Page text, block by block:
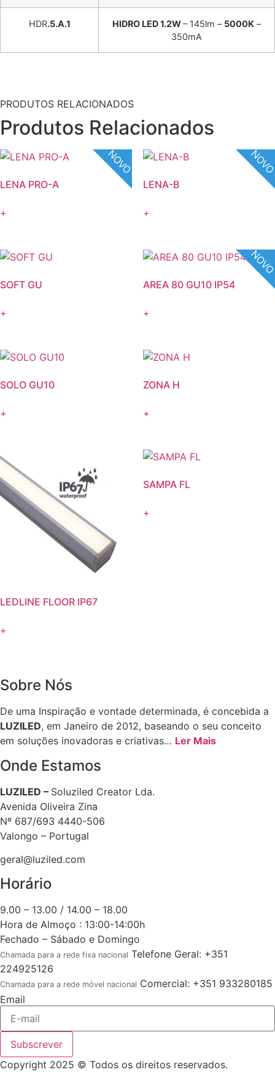
HDR.5.A.1 HIDRO LED 1.2W– 145lm – 5000K –
350mA
PRODUTOS RELACIONADOS
Produtos Relacionados
NOVO
LENA PRO-A
+
LENA-B
+
SOFT GU
+
AREA 80 GU10 IP54
+
SOLO GU10
+
ZONA H
+
LEDLINE FLOOR IP67
+
SAMPA FL
+
Sobre Nós
De uma Inspiração e vontade determinada, é concebida a
LUZILED, em Janeiro de 2012, baseando o seu conceito
em soluções inovadoras e criativas… Ler Mais
Onde Estamos
LUZILED – Soluziled Creator Lda.
Avenida Oliveira Zina
Nº 687/693 4440-506
Valongo – Portugal
geral@luziled.com
Horário
9.00 – 13.00 / 14.00 – 18.00
Hora de Almoço : 13:00-14:00h
Fechado – Sábado e Domingo
Chamada para a rede fixa nacional Telefone Geral: +351
224925126
Chamada para a rede móvel nacional Comercial: +351 933280185
Email
Subscrever
Copyright 2025 © Todos os direitos reservados.